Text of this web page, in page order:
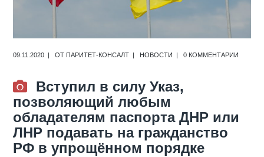
09.11.2020 ОТПАРИТЕТ-КОНСАЛТ НОВОСТИ 0 КОММЕНТАРИИ
Вступил в силу Указ,
позволяющий любым
обладателям паспорта ДНР или
ЛНР подавать на гражданство
РФ в упрощённом порядке